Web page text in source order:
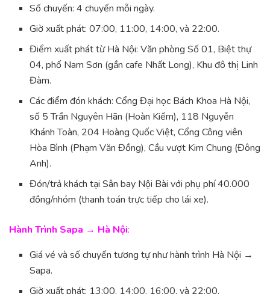
Số chuyến: 4 chuyến mỗi ngày.
Giờ xuất phát: 07:00, 11:00, 14:00, và 22:00.
Điểm xuất phát từ Hà Nội: Văn phòng Số 01, Biệt thự
04, phố Nam Sơn (gần cafe Nhất Long), Khu đô thị Linh
Đàm.
Các điểm đón khách: Cổng Đại học Bách Khoa Hà Nội,
số 5 Trần Nguyên Hãn (Hoàn Kiếm), 118 Nguyễn
Khánh Toàn, 204 Hoàng Quốc Việt, Cổng Công viên
Hòa Bình (Phạm Văn Đồng), Cầu vượt Kim Chung (Đông
Anh).
Đón/trả khách tại Sân bay Nội Bài với phụ phí 40.000
đồng/nhóm (thanh toán trực tiếp cho lái xe).
Hành Trình Sapa → Hà Nội:
Giá vé và số chuyến tương tự như hành trình Hà Nội →
Sapa.
Giờ xuất phát: 13:00, 14:00, 16:00, và 22:00.